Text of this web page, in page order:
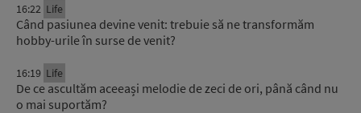
16:22 Life
Când pasiunea devine venit: trebuie să ne transformăm
hobby-urile în surse de venit?
16:19 Life
De ce ascultăm aceeași melodie de zeci de ori, până când nu
o mai suportăm?